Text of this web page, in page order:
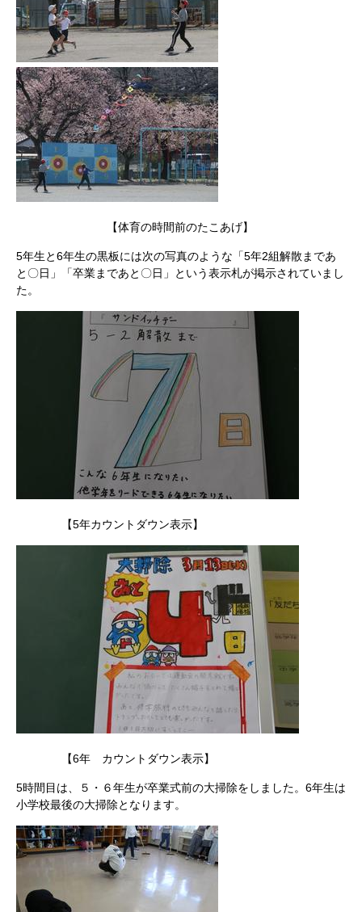
【体育の時間前のたこあげ】
5年生と6年生の黒板には次の写真のような「5年2組解散まであ
と〇日」「卒業まであと〇日」という表示札が掲示されていまし
た。
【5年カウントダウン表示】
【6年 カウントダウン表示】
5時間目は、５・６年生が卒業式前の大掃除をしました。6年生は
小学校最後の大掃除となります。